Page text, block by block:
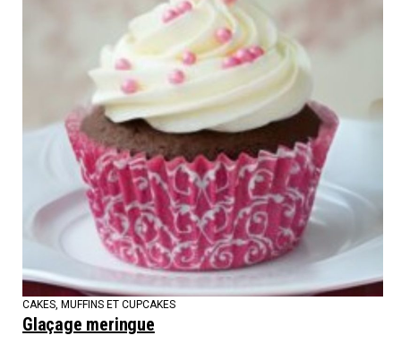
CAKES, MUFFINS ET CUPCAKES
Glaçage meringue